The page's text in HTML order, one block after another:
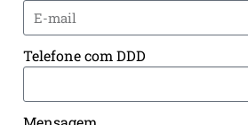
Telefone com DDD